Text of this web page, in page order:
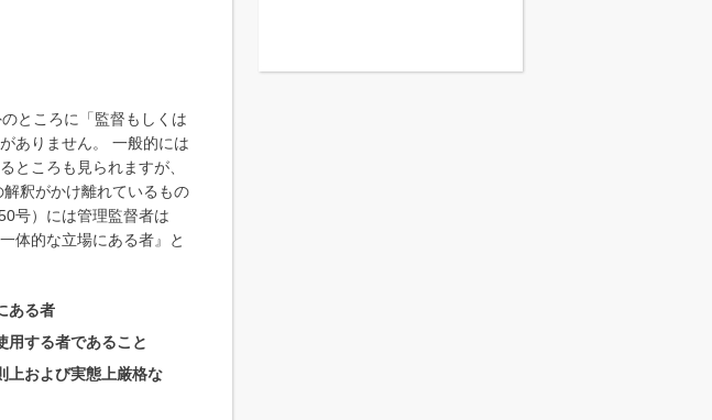
ところに「監督もしくは
ありません。 一般的には
ところも見られますが、
釈がかけ離れているもの
号）には管理監督者は
体的な立場にある者』と
ある者
用する者であること
上および実態上厳格な